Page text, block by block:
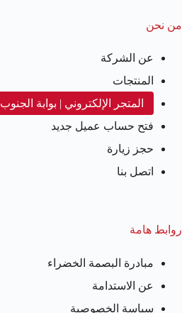
من نحن
عن الشركة
المنتجات
المتجر الإلكتروني | بوابة الجنوب
فتح حساب عميل جديد
حجز زيارة
اتصل بنا
روابط هامة
مبادرة البصمة الخضراء
عن الاستدامة
سياسة الخصوصية